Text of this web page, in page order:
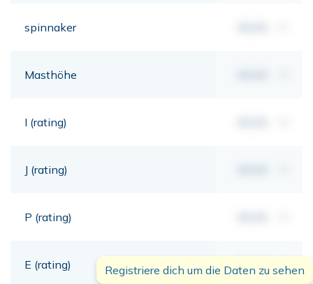
spinnaker
Masthöhe
I (rating)
J (rating)
P (rating)
E (rating) 00,00 mt
Registriere dich um die Daten zu sehen